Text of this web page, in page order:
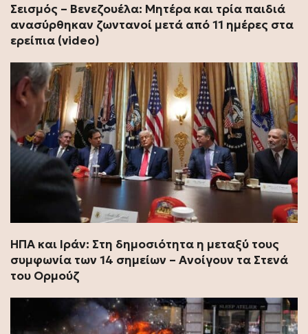
Σεισμός – Βενεζουέλα: Μητέρα και τρία παιδιά
ανασύρθηκαν ζωντανοί μετά από 11 ημέρες στα
ερείπια (video)
ΗΠΑ και Ιράν: Στη δημοσιότητα η μεταξύ τους
συμφωνία των 14 σημείων – Ανοίγουν τα Στενά
του Ορμούζ